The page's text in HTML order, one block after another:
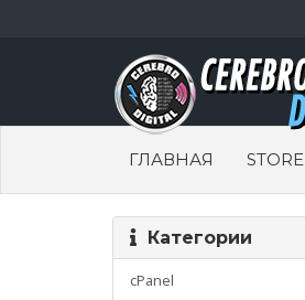
ГЛАВНАЯ STORE
Категории
cPanel